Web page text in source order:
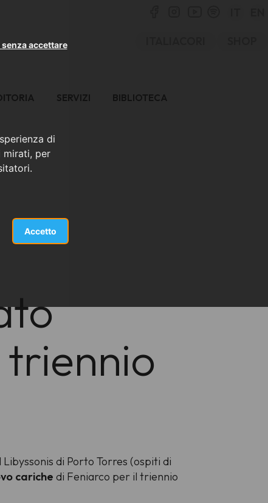
di
mirati, per
Accetto
accettare
SERVIZI BIBLIOTECA
di Porto Torres (ospiti di
cariche di Feniarco per il triennio